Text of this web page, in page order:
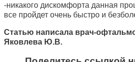
-никакого дискомфорта данная
все пройдет очень быстро и
Статью написала врач-
Яковлева Ю.В.